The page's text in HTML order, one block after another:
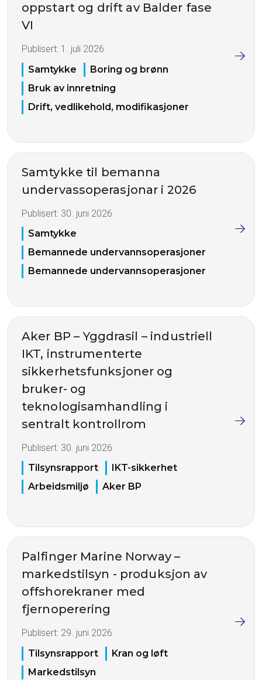
oppstart og drift av Balder fase
VI
Publisert: 1. juli 2026
Samtykke
Boring og brønn
Bruk av innretning
Drift, vedlikehold, modifikasjoner
Samtykke til bemanna
undervassoperasjonar i 2026
Publisert: 30. juni 2026
Samtykke
Bemannede undervannsoperasjoner
Bemannede undervannsoperasjoner
Aker BP – Yggdrasil – industriell
IKT, instrumenterte
sikkerhetsfunksjoner og
bruker- og
teknologisamhandling i
sentralt kontrollrom
Publisert: 30. juni 2026
Tilsynsrapport
IKT-sikkerhet
Arbeidsmiljø
Aker BP
Palfinger Marine Norway –
markedstilsyn - produksjon av
offshorekraner med
fjernoperering
Publisert: 29. juni 2026
Tilsynsrapport
Kran og løft
Markedstilsyn